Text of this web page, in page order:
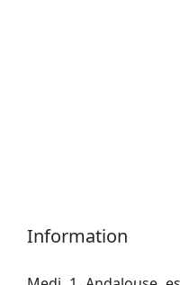
Information